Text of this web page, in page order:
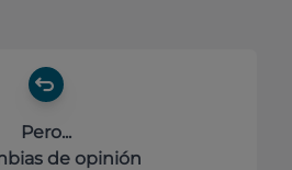
Pero...
de opinión